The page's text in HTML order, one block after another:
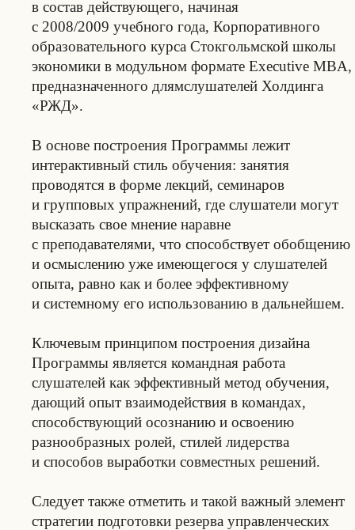
в состав действующего, начиная
с 2008/2009 учебного года, Корпоративного
образовательного курса Стокгольмской школы
экономики в модульном формате Executive MBA,
предназначенного длямслушателей Холдинга
«РЖД».
В основе построения Программы лежит
интерактивный стиль обучения: занятия
проводятся в форме лекций, семинаров
и групповых упражнений, где слушатели могут
высказать свое мнение наравне
с преподавателями, что способствует обобщению
и осмыслению уже имеющегося у слушателей
опыта, равно как и более эффективному
и системному его использованию в дальнейшем.
Ключевым принципом построения дизайна
Программы является командная работа
слушателей как эффективный метод обучения,
дающий опыт взаимодействия в командах,
способствующий осознанию и освоению
разнообразных ролей, стилей лидерства
и способов выработки совместных решений.
Следует также отметить и такой важный элемент
стратегии подготовки резерва управленческих